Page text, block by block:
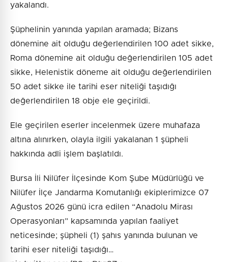
yakalandı.
Şüphelinin yanında yapılan aramada; Bizans
dönemine ait olduğu değerlendirilen 100 adet sikke,
Roma dönemine ait olduğu değerlendirilen 105 adet
sikke, Helenistik döneme ait olduğu değerlendirilen
50 adet sikke ile tarihi eser niteliği taşıdığı
değerlendirilen 18 obje ele geçirildi.
Ele geçirilen eserler incelenmek üzere muhafaza
altına alınırken, olayla ilgili yakalanan 1 şüpheli
hakkında adli işlem başlatıldı.
Bursa İli Nilüfer İlçesinde Kom Şube Müdürlüğü ve
Nilüfer İlçe Jandarma Komutanlığı ekiplerimizce 07
Ağustos 2026 günü icra edilen “Anadolu Mirası
Operasyonları” kapsamında yapılan faaliyet
neticesinde; şüpheli (1) şahıs yanında bulunan ve
tarihi eser niteliği taşıdığı…